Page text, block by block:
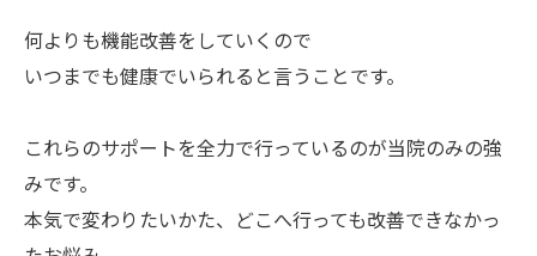
何よりも機能改善をしていくので
いつまでも健康でいられると言うことです。
これらのサポートを全力で行っているのが当院のみの強
みです。
本気で変わりたいかた、どこへ行っても改善できなかっ